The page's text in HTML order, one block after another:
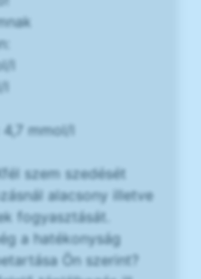
l
mmol/l
szem szedését
alacsony illetve
fogyasztását.
a hatékonyság
Ön szerint?